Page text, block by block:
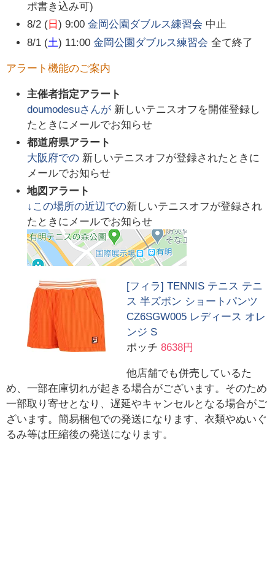
ポ書き込み可)
8/2 ( 日) 9:00 金岡公園ダブルス練習会 中止
8/1 (土) 11:00 金岡公園ダブルス練習会 全て終了
アラート機能のご案内
主催者指定アラート
doumodesuさんが 新しいテニスオフを開催登録し
たときにメールでお知らせ
都道府県アラート
大阪府での 新しいテニスオフが登録されたときに
メールでお知らせ
地図アラート
↓この場所の近辺での新しいテニスオフが登録され
たときにメールでお知らせ
[フィラ] TENNIS テニス テニ
ス 半ズボン ショートパンツ
CZ6SGW005 レディース オレ
ンジ S
ポッチ 8638円
他店舗でも併売しているた
め、一部在庫切れが起きる場合がございます。そのため
一部取り寄せとなり、遅延やキャンセルとなる場合がご
ざいます。簡易梱包での発送になります、衣類やぬいぐ
るみ等は圧縮後の発送になります。